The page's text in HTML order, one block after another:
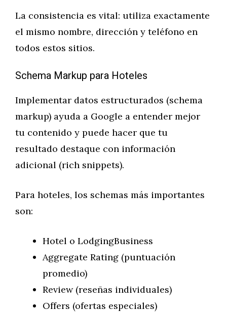
La consistencia es vital: utiliza exactamente
el mismo nombre, dirección y teléfono en
todos estos sitios.
Schema Markup para Hoteles
Implementar datos estructurados (schema
markup) ayuda a Google a entender mejor
tu contenido y puede hacer que tu
resultado destaque con información
adicional (rich snippets).
Para hoteles, los schemas más importantes
son:
Hotel o LodgingBusiness
Aggregate Rating (puntuación
promedio)
Review (reseñas individuales)
Offers (ofertas especiales)